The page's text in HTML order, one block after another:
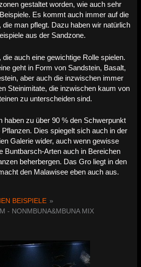
gestaltet worden, wie auch sehr
Es kommt auch immer auf die
die man pflegt. Dazu haben wir natürlich
aus der Sandzone.
die auch eine gewichtige Rolle spielen.
geht in Form von Sandstein, Basalt,
aber auch die inzwischen immer
Steinimitate, die inzwischen kaum von
zu unterscheiden sind.
haben zu über 90 % den Schwerpunkt
Dies spiegelt sich auch in der
Galerie wider, auch wenn gewisse
Buntbarsch-Arten auch in Bereichen
beherbergen. Das Gro liegt in den
den Malawisee eben auch aus.
BEISPIELE »
- NONMBUNA&MBUNA MIX